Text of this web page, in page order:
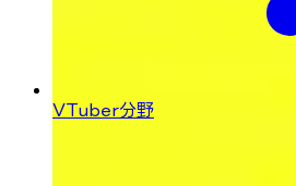
VTuber分野